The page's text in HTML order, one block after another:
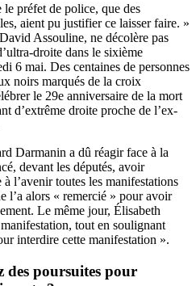
le préfet de police, que des
aient pu justifier ce laisser faire. »
Assouline, ne décolère pas
droite dans le sixième
6 mai. Des centaines de personnes
noirs marqués de la croix
le 29e anniversaire de la mort
d’extrême droite proche de l’ex-
Darmanin a dû réagir face à la
devant les députés, avoir
l’avenir toutes les manifestations
l’a alors « remercié » pour avoir
Le même jour, Élisabeth
tout en soulignant
interdire cette manifestation ».
des poursuites pour